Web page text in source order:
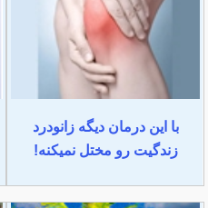
با این درمان دیگه زانودرد
زندگیت رو مختل نمیکنه!